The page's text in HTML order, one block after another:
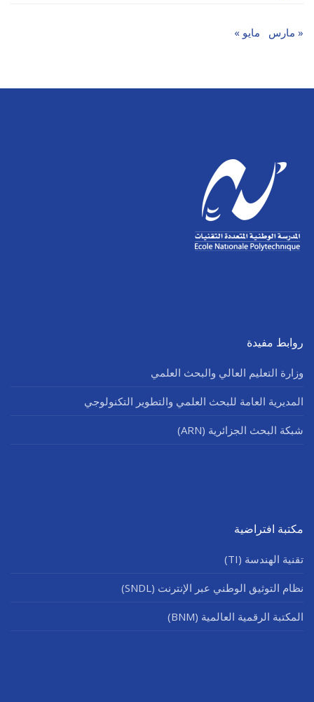
« مارس مايو »
روابط مفيدة
وزارة التعليم العالي والبحث العلمي
المديرية العامة للبحث العلمي والتطوير التكنولوجي
شبكة البحث الجزائرية (ARN)
مكتبة افتراضية
تقنية الهندسة (TI)
نظام التوثيق الوطني عبر الإنترنت (SNDL)
المكتبة الرقمية العالمية (BNM)